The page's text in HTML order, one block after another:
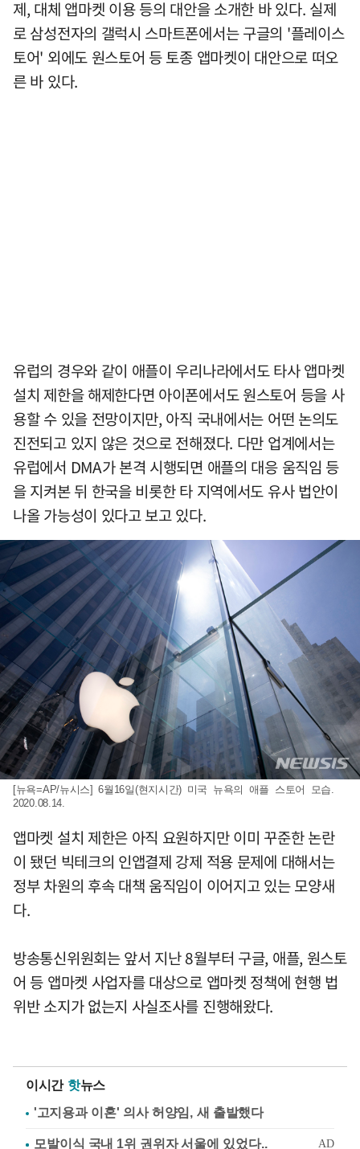
제, 대체 앱마켓 이용 등의 대안을 소개한 바 있다. 실제
로 삼성전자의 갤럭시 스마트폰에서는 구글의 '플레이스
토어' 외에도 원스토어 등 토종 앱마켓이 대안으로 떠오
른 바 있다.
유럽의 경우와 같이 애플이 우리나라에서도 타사 앱마켓
설치 제한을 해제한다면 아이폰에서도 원스토어 등을 사
용할 수 있을 전망이지만, 아직 국내에서는 어떤 논의도
진전되고 있지 않은 것으로 전해졌다. 다만 업계에서는
유럽에서 DMA가 본격 시행되면 애플의 대응 움직임 등
을 지켜본 뒤 한국을 비롯한 타 지역에서도 유사 법안이
나올 가능성이 있다고 보고 있다.
[뉴욕=AP/뉴시스] 6월16일(현지시간) 미국 뉴욕의 애플 스토어 모습.
2020.08.14.
앱마켓 설치 제한은 아직 요원하지만 이미 꾸준한 논란
이 됐던 빅테크의 인앱결제 강제 적용 문제에 대해서는
정부 차원의 후속 대책 움직임이 이어지고 있는 모양새
다.
방송통신위원회는 앞서 지난 8월부터 구글, 애플, 원스토
어 등 앱마켓 사업자를 대상으로 앱마켓 정책에 현행 법
위반 소지가 없는지 사실조사를 진행해왔다.
이시간 핫뉴스
'고지용과 이혼' 의사 허양임, 새 출발했다